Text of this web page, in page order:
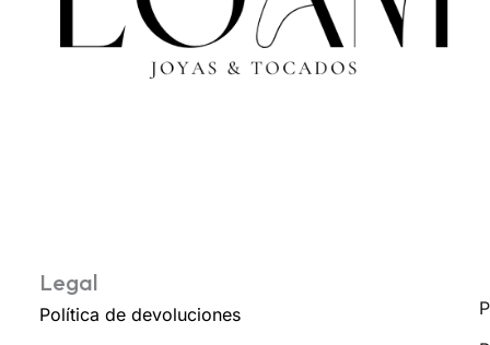
Legal
Política de devoluciones